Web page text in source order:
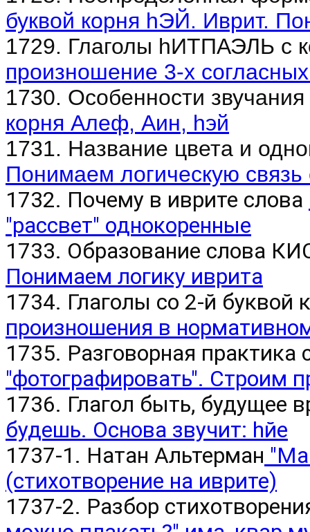
буквой корня hЭЙ. Иврит.
1729. Глаголы hИТПАЭЛЬ с
произношение 3-х
1730. Особенности
корня Алеф, Аин, hэй
1731. Название цвета и
Понимаем логическую
1732. Почему в иврите слова
"рассвет" однокоренные
1733. Образование слова
Понимаем логику иврита
1734. Глаголы со 2-й буквой
произношения в
1735. Разговорная практика
"фотографировать". Строим
1736. Глагол быть, будущее
будешь. Основа звучит: hйе
1737-1. Натан Альтерман
(стихотворение на иврите)
1737-2. Разбор